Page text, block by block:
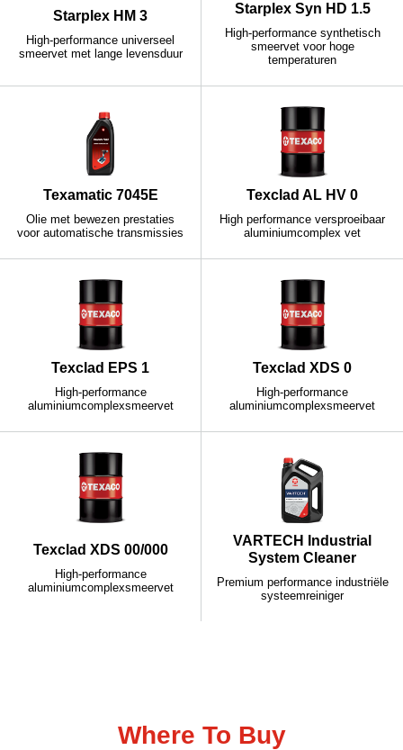
Starplex HM 3
High-performance universeel
smeervet met lange levensduur
Starplex Syn HD 1.5
High-performance synthetisch
smeervet voor hoge
temperaturen
Texamatic 7045E
Olie met bewezen prestaties
voor automatische transmissies
Texclad AL HV 0
High performance versproeibaar
aluminiumcomplex vet
Texclad EPS 1
High-performance
aluminiumcomplexsmeervet
Texclad XDS 0
High-performance
aluminiumcomplexsmeervet
Texclad XDS 00/000
High-performance
aluminiumcomplexsmeervet
VARTECH Industrial
System Cleaner
Premium performance industriële
systeemreiniger
Where To Buy
Neem contact met ons op